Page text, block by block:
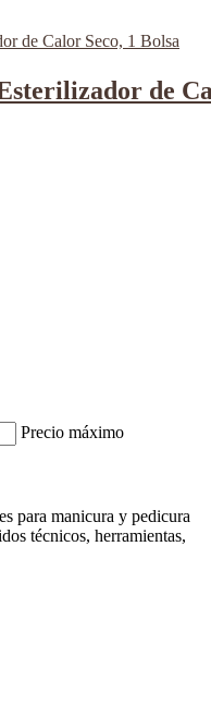
de
Precio máximo
para manicura y pedicura
técnicos, herramientas,